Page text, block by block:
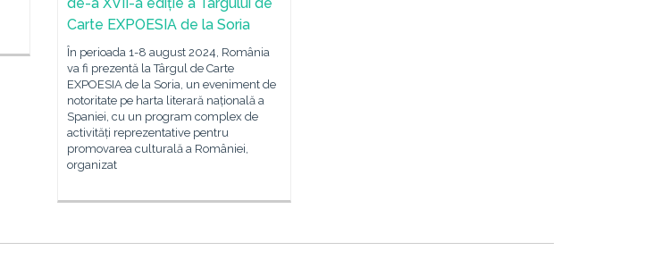
Carte EXPOESIA de la Soria
În perioada 1-8 august 2024, România
va fi prezentă la Târgul de Carte
EXPOESIA de la Soria, un eveniment de
notoritate pe harta literară națională a
Spaniei, cu un program complex de
activități reprezentative pentru
promovarea culturală a României,
organizat